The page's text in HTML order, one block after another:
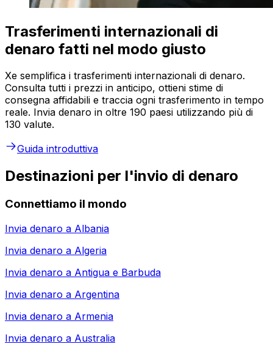
Trasferimenti internazionali di
denaro fatti nel modo giusto
Xe semplifica i trasferimenti internazionali di denaro.
Consulta tutti i prezzi in anticipo, ottieni stime di
consegna affidabili e traccia ogni trasferimento in tempo
reale. Invia denaro in oltre 190 paesi utilizzando più di
130 valute.
Guida introduttiva
Destinazioni per l'invio di denaro
Connettiamo il mondo
Invia denaro a Albania
Invia denaro a Algeria
Invia denaro a Antigua e Barbuda
Invia denaro a Argentina
Invia denaro a Armenia
Invia denaro a Australia